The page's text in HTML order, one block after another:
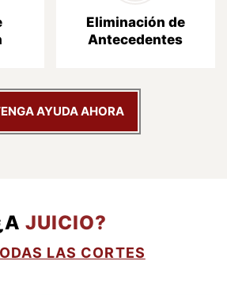
Eliminación de
Antecedentes
AYUDA AHORA
JUICIO?
LAS CORTES